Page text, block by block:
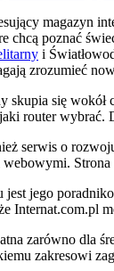
magazyn
chcą poznać
i
zrozumieć
skupia się
router wybrać.
serwis o
jest jego
Internat.com.pl
zarówno dla
zakresowi